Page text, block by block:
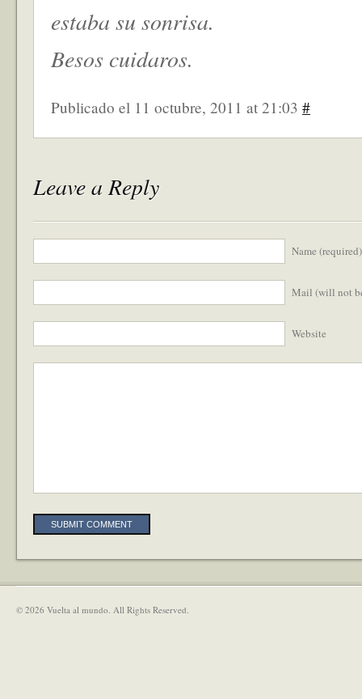
estaba su sonrisa.
Besos cuidaros.
Publicado el 11 octubre, 2011 at 21:03 #
Leave a Reply
Name (required)
Mail (will not
Website
© 2026 Vuelta al mundo. All Rights Reserved.